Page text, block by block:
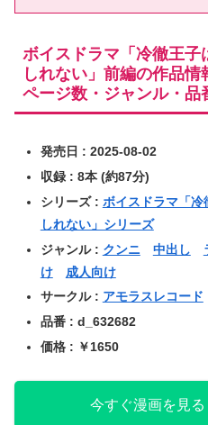
ボイスドラマ「冷徹王子
しれない」前編の作品情
ページ数・ジャンル・品
発売日 : 2025-08-02
収録 : 8本 (約87分)
シリーズ : ボイスドラマ「
しれない」シリーズ
ジャンル : クンニ 中出し
け
成人向け
サークル : アモラスレコード
品番 : d_632682
価格 : ￥1650
今すぐ漫画を見る